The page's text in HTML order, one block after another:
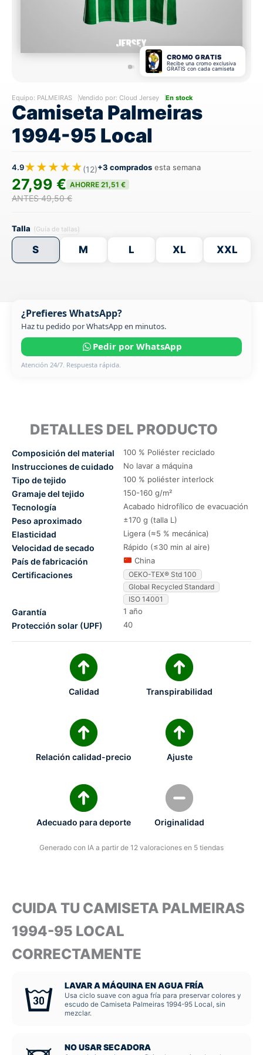
CROMO GRATIS
Recibe una cromo exclusiva
GRATIS con cada camiseta
Equipo: PALMEIRAS Vendido por: Cloud Jersey En stock
Camiseta Palmeiras
1994-95 Local
4.9★★★★★(12)+3 comprados esta semana
27,99 € AHORRE 21,51 €
ANTES 49,50 €
Talla (Guía de tallas)
S M L XL XXL
¿Prefieres WhatsApp?
Haz tu pedido por WhatsApp en minutos.
Pedir por WhatsApp
Atención 24/7. Respuesta rápida.
DETALLES DEL PRODUCTO
Composición del material 100 % Poliéster reciclado
Instrucciones de cuidado No lavar a máquina
Tipo de tejido 100 % poliéster interlock
Gramaje del tejido 150-160 g/m²
Tecnología Acabado hidrofílico de evacuación
Peso aproximado ±170 g (talla L)
Elasticidad Ligera (≈5 % mecánica)
Velocidad de secado Rápido (≤30 min al aire)
País de fabricación China
Certificaciones
OEKO-TEX® Std 100
Global Recycled Standard
ISO 14001
Garantía 1 año
Protección solar (UPF) 40
Calidad Transpirabilidad
Relación calidad-precio Ajuste
Adecuado para deporte Originalidad
Generado con IA a partir de 12 valoraciones en 5 tiendas
CUIDA TU CAMISETA PALMEIRAS
1994-95 LOCAL
CORRECTAMENTE
LAVAR A MÁQUINA EN AGUA FRÍA
Usa ciclo suave con agua fría para preservar colores y
escudo de Camiseta Palmeiras 1994-95 Local, sin
mezclar.
NO USAR SECADORA